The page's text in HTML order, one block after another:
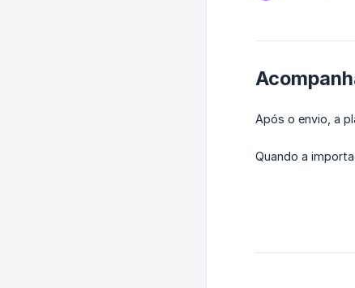
Após o envio, a
Quando a